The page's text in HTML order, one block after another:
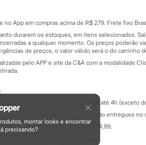
montar looks e encontrar
precisando?
Educação
no App em compras acima de R$ 279. Frete fixo
durarem os estoques, em itens selecionados.
a qualquer momento. Os preços poderão
de preços, o valor válido será o do carrinho
pelo APP e site da C&A com a modalidade
10h e 17h, serão entregues em até 4h (exceto
aprovados até as 10h, serão entregues
é R$ 24,99 e para a rápida é R$ 14,99.
disponível em todas as lojas.